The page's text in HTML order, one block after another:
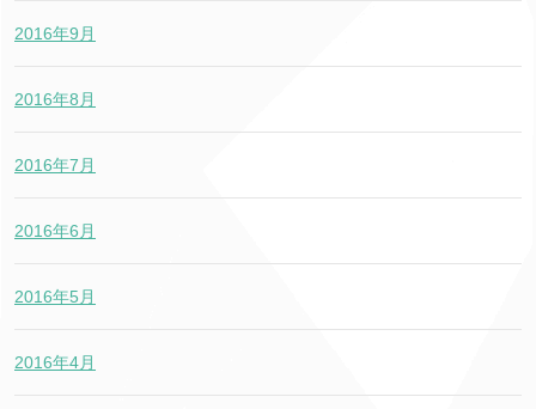
2016年9月
2016年8月
2016年7月
2016年6月
2016年5月
2016年4月